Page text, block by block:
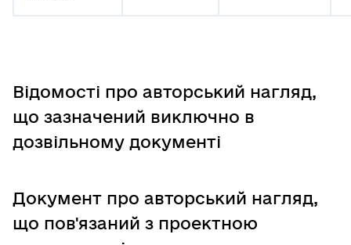
Відомості про авторський нагляд,
що зазначений виключно в
дозвільному документі
Документ про авторський нагляд,
що пов'язаний з проектною